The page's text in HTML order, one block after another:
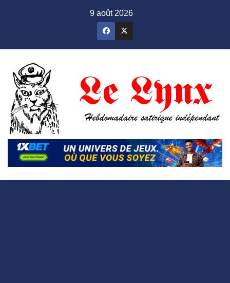
9 août 2026